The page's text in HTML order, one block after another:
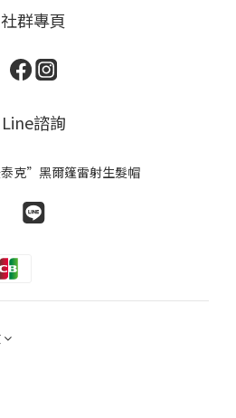
社群專頁
Line諮詢
克”黑爾篷雷射生髮帽